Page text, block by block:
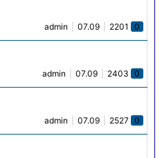
admin 07.09 2201 0
admin 07.09 2403 0
admin 07.09 2527 0